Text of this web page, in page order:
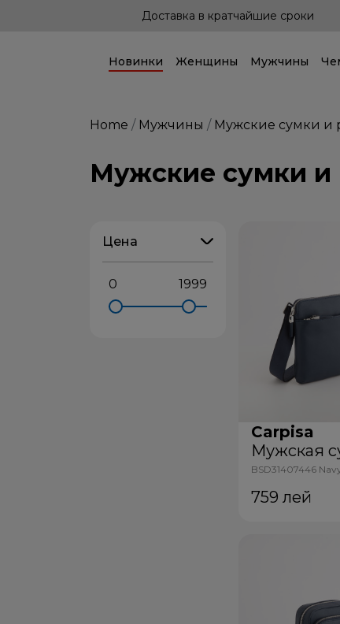
Доставка по
Новинки Женщины Мужчины
Home Мужчины Мужские сумки и
Мужские сумки и
Цена
Carpisa
Мужская
BSD31407446
759 лей